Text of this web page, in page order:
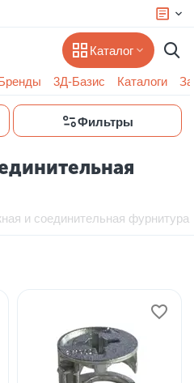
Каталог
3Д-Базис Каталоги
Фильтры
и соединительная фурнитура